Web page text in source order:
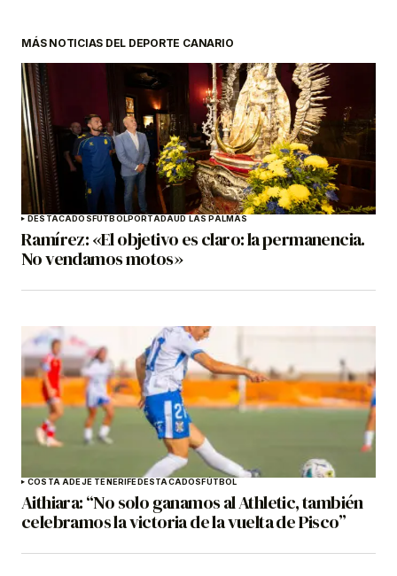
MÁS NOTICIAS DEL DEPORTE CANARIO
DESTACADOSFÚTBOLPORTADAUD LAS PALMAS
Ramírez: «El objetivo es claro: la permanencia.
No vendamos motos»
COSTA ADEJE TENERIFEDESTACADOSFÚTBOL
Aithiara: “No solo ganamos al Athletic, también
celebramos la victoria de la vuelta de Pisco”